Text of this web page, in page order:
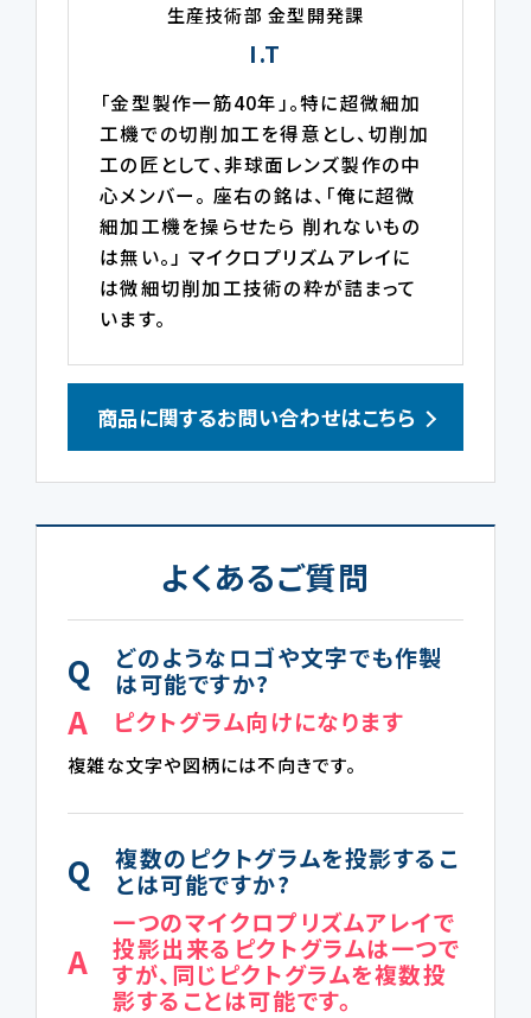
生産技術部 金型開発課
I.T
「金型製作一筋40年」。特に超微細加
工機での切削加工を得意とし、切削加
工の匠として、非球面レンズ製作の中
心メンバー。 座右の銘は、「俺に超微
細加工機を操らせたら 削れないもの
は無い。」 マイクロプリズムアレイに
は微細切削加工技術の粋が詰まって
います。
商品に関するお問い合わせはこちら
よくあるご質問
Q
どのようなロゴや文字でも作製
は可能ですか?
A ピクトグラム向けになります
複雑な文字や図柄には不向きです。
Q
複数のピクトグラムを投影するこ
とは可能ですか?
A
一つのマイクロプリズムアレイで
投影出来るピクトグラムは一つで
すが、同じピクトグラムを複数投
影することは可能です。